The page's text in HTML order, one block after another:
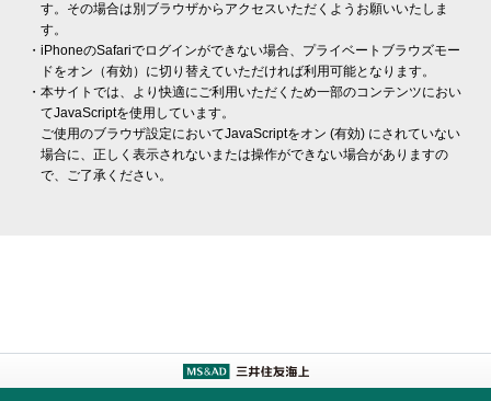
す。その場合は別ブラウザからアクセスいただくようお願いいたしま
す。
iPhoneのSafariでログインができない場合、プライベートブラウズモー
ドをオン（有効）に切り替えていただければ利用可能となります。
本サイトでは、より快適にご利用いただくため一部のコンテンツにおい
てJavaScriptを使用しています。
ご使用のブラウザ設定においてJavaScriptをオン (有効) にされていない
場合に、正しく表示されないまたは操作ができない場合がありますの
で、ご了承ください。